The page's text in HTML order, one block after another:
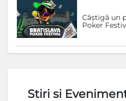
Câștigă un
Poker
Stiri si